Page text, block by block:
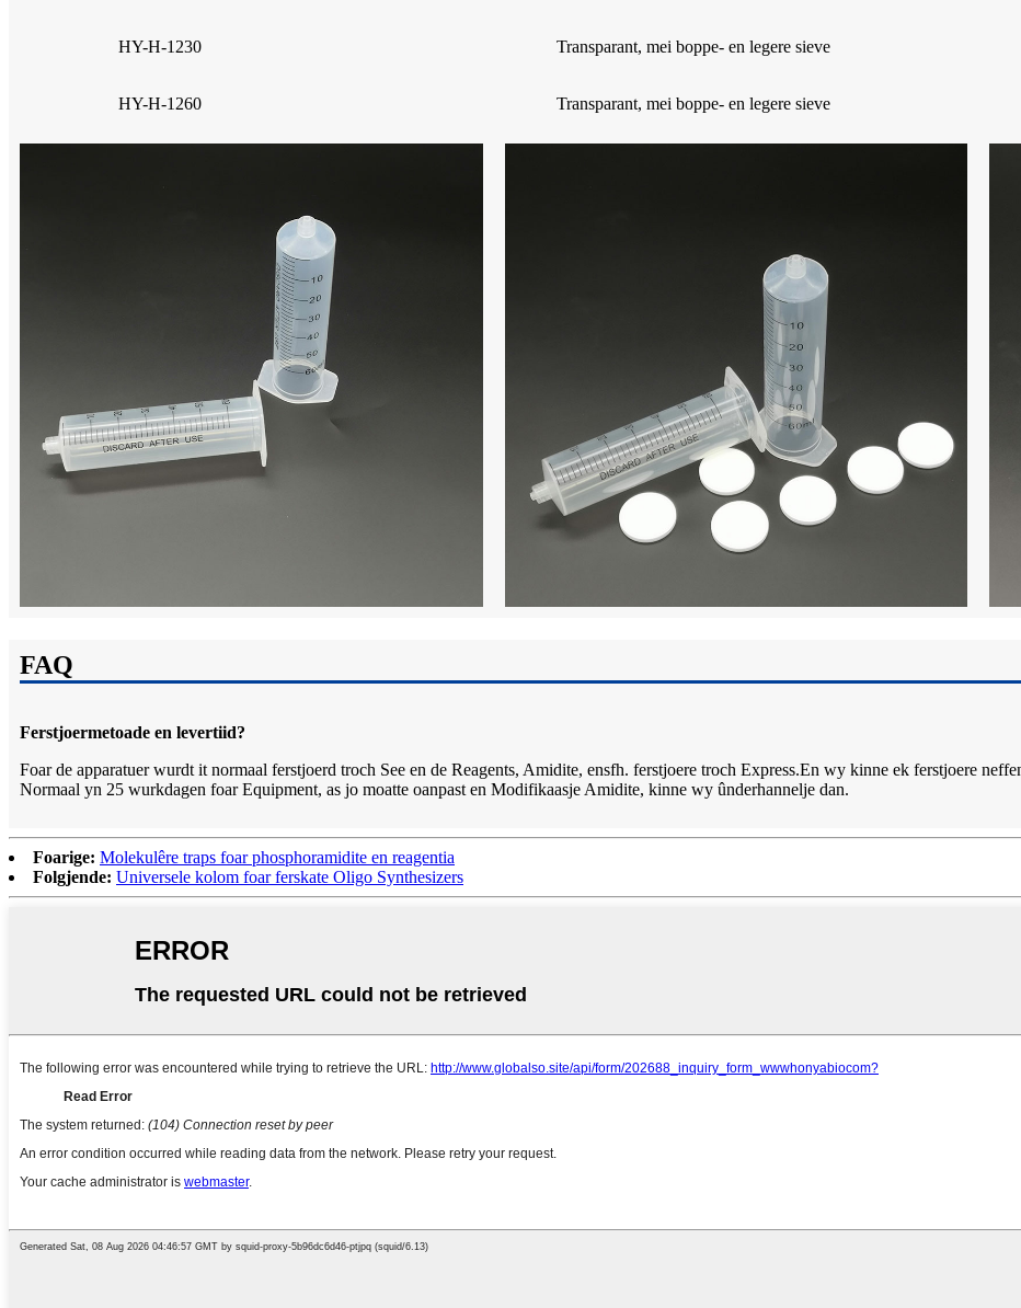
HY-H-1230 Transparant, mei boppe- en legere sieve
HY-H-1260 Transparant, mei boppe- en legere sieve
FAQ
Ferstjoermetoade en levertiid?
Foar de apparatuer wurdt it normaal ferstjoerd troch See en de Reagents, Amidite, ensfh. ferstjoere troch Express.En wy kinne ek ferstjoere
Normaal yn 25 wurkdagen foar Equipment, as jo moatte oanpast en Modifikaasje Amidite, kinne wy ​​ûnderhannelje dan.
Foarige: Molekulêre traps foar phosphoramidite en reagentia
Folgjende: Universele kolom foar ferskate Oligo Synthesizers